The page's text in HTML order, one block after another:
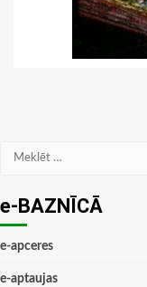
Meklēt:
e-BAZNĪCĀ
e-apceres
e-aptaujas